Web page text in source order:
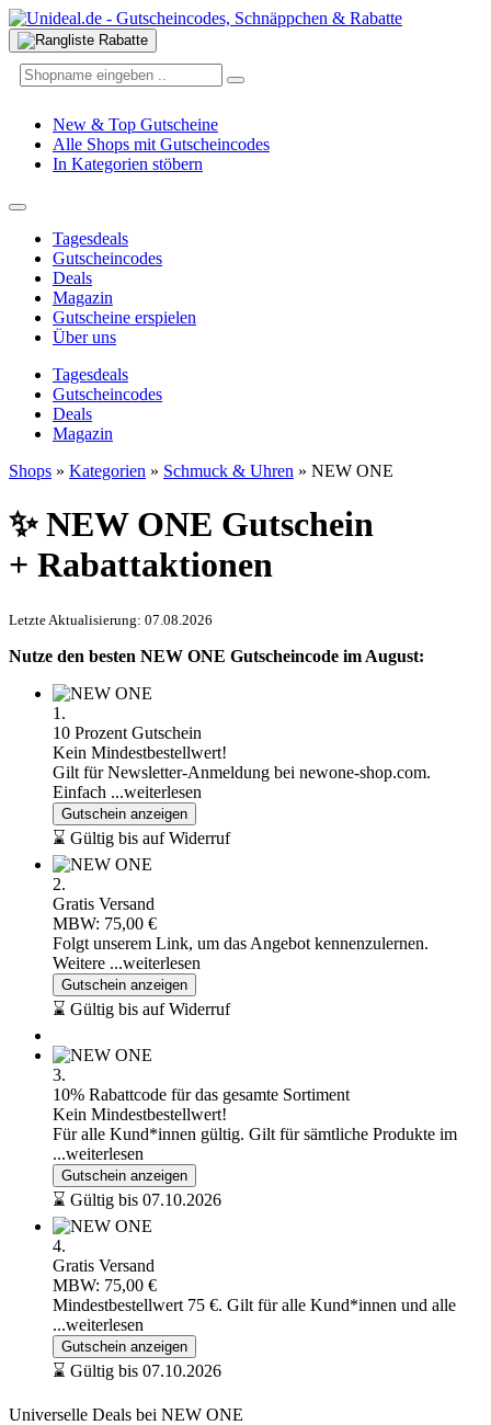
New & Top Gutscheine
Alle Shops mit Gutscheincodes
In Kategorien stöbern
Tagesdeals
Gutscheincodes
Deals
Magazin
Gutscheine erspielen
Über uns
Tagesdeals
Gutscheincodes
Deals
Magazin
Shops » Kategorien » Schmuck & Uhren » NEW ONE
✨ NEW ONE Gutschein
+ Rabattaktionen
Letzte Aktualisierung: 07.08.2026
Nutze den besten NEW ONE Gutscheincode im August:
1.
10 Prozent Gutschein
Kein Mindestbestellwert!
Gilt für Newsletter-Anmeldung bei newone-shop.com.
Einfach ...weiterlesen
Gutschein anzeigen
⌛ Gültig bis auf Widerruf
2.
Gratis Versand
MBW: 75,00 €
Folgt unserem Link, um das Angebot kennenzulernen.
Weitere ...weiterlesen
Gutschein anzeigen
⌛ Gültig bis auf Widerruf
3.
10% Rabattcode für das gesamte Sortiment
Kein Mindestbestellwert!
Für alle Kund*innen gültig. Gilt für sämtliche Produkte im
...weiterlesen
Gutschein anzeigen
⌛ Gültig bis 07.10.2026
4.
Gratis Versand
MBW: 75,00 €
Mindestbestellwert 75 €. Gilt für alle Kund*innen und alle
...weiterlesen
Gutschein anzeigen
⌛ Gültig bis 07.10.2026
Universelle Deals bei NEW ONE